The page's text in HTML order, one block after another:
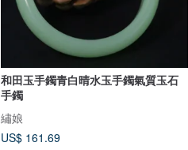
和田玉手鐲青白晴水玉手鐲氣質玉石
手鐲
繡娘
US$ 161.69